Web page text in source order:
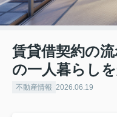
賃貸借契約の
の一人暮らし
不動産情報 2026.06.19